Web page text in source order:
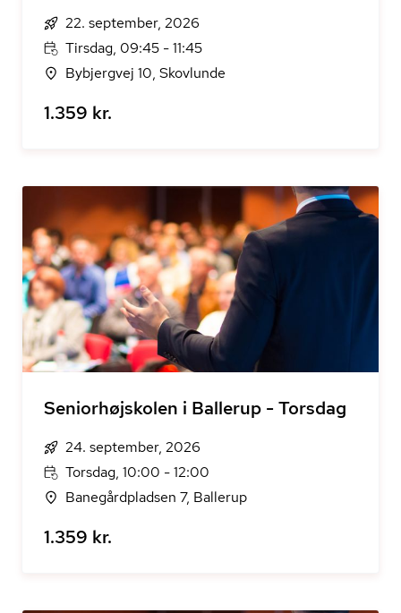
22. september, 2026
Tirsdag, 09:45 - 11:45
Bybjergvej 10, Skovlunde
1.359 kr.
Seniorhøjskolen i Ballerup - Torsdag
24. september, 2026
Torsdag, 10:00 - 12:00
Banegårdpladsen 7, Ballerup
1.359 kr.